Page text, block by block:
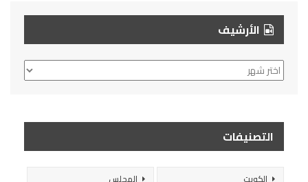
الأرشيف
الأرشيف
التصنيفات
الكويت
المجلس